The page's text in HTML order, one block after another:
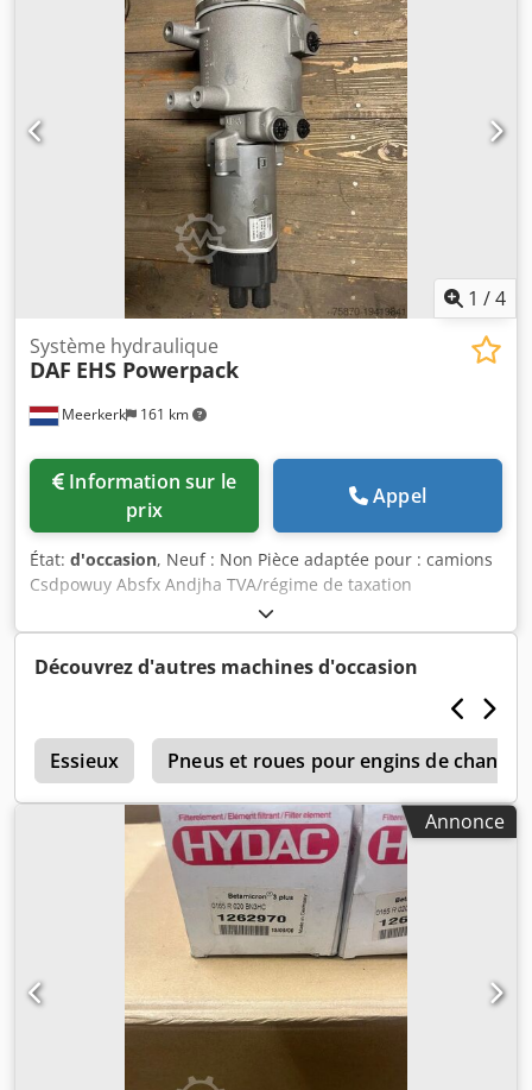
1 /4
Meerkerk 161 km
Système hydraulique
DAF EHS Powerpack
prix
Appel
État: d'occasion, Neuf : Non Pièce adaptée pour : camions
Csdpowuy Absfx Andjha TVA/régime de taxation
différenciée : TVA déductible Numéro de référence :
2022876/2347769
Découvrez d'autres machines d'occasion
Essieux Pneus et roues pour engins de chantier
Annonce